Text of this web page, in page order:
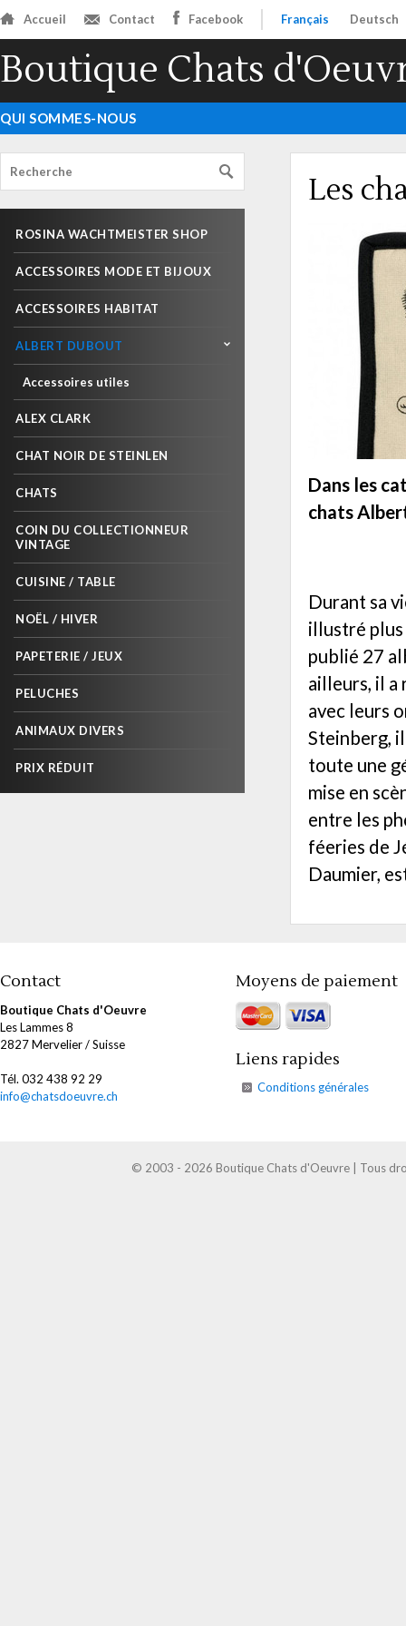
Accueil Contact Facebook Français Deutsch
Boutique Chats
QUI SOMMES-NOUS
ROSINA WACHTMEISTER SHOP
ACCESSOIRES MODE ET BIJOUX
ACCESSOIRES HABITAT
ALBERT DUBOUT
Accessoires utiles
ALEX CLARK
CHAT NOIR DE STEINLEN
CHATS
COIN DU COLLECTIONNEUR
VINTAGE
CUISINE / TABLE
NOËL / HIVER
PAPETERIE / JEUX
PELUCHES
ANIMAUX DIVERS
PRIX RÉDUIT
Les
Dans les
chats
Durant sa
illustré plus
publié 27
ailleurs, il a
avec leurs
Steinberg,
toute une
mise en
entre les
féeries de
Daumier,
Contact
Boutique Chats d'Oeuvre
Les Lammes 8
2827 Mervelier / Suisse
Tél. 032 438 92 29
info@chatsdoeuvre.ch
Moyens de paiement
Liens rapides
Conditions générales
© 2003 - 2026 Boutique Chats d'Oeuvre | Tous